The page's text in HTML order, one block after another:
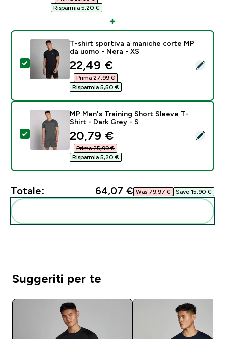
Risparmia 5,20 €‎
Seleziona questo prodotto - T-shirt sportiva a
T-shirt sportiva a maniche corte MP
da uomo - Nera - XS
discounted price
22,49 €‎
Prima 27,99 €‎
Risparmia 5,50 €‎
Seleziona questo prodotto - MP Men's Training Short
MP Men's Training Short Sleeve T-
Shirt - Dark Grey - S
discounted price
20,79 €‎
Prima 25,99 €‎
Risparmia 5,20 €‎
Totale: 64,07 €‎ Was 79,97 €‎ Save 15,90 €‎
Suggeriti per te